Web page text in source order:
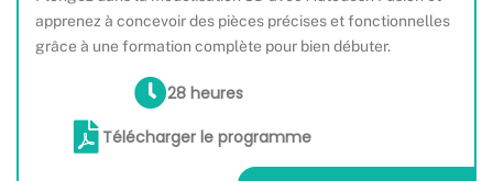
apprenez à concevoir des pièces précises et fonctionnelles
grâce à une formation complète pour bien débuter.
28 heures
Télécharger le programme